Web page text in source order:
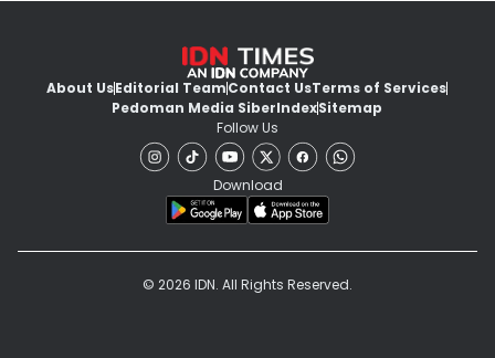
About UsEditorial TeamContact UsTerms of Services
Pedoman Media SiberIndexSitemap
Follow Us
Download
© 2026 IDN. All Rights Reserved.